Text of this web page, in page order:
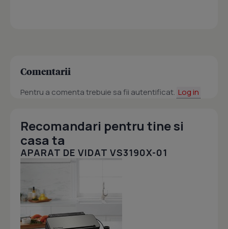
Comentarii
Pentru a comenta trebuie sa fii autentificat. Log in
Recomandari pentru tine si
casa ta
APARAT DE VIDAT VS3190X-01